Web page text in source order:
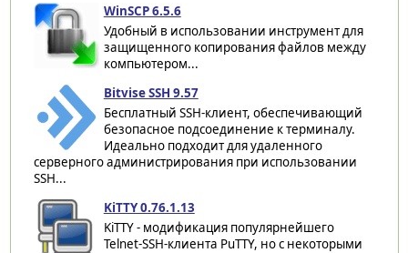
WinSCP 6.5.6
Удобный в использовании инструмент для
защищенного копирования файлов между
компьютером...
Bitvise SSH 9.57
Бесплатный SSH-клиент, обеспечивающий
безопасное подсоединение к терминалу.
Идеально подходит для удаленного
серверного администрирования при использовании
SSH...
KiTTY 0.76.1.13
KiTTY - модификация популярнейшего
Telnet-SSH-клиента PuTTY, но с некоторыми